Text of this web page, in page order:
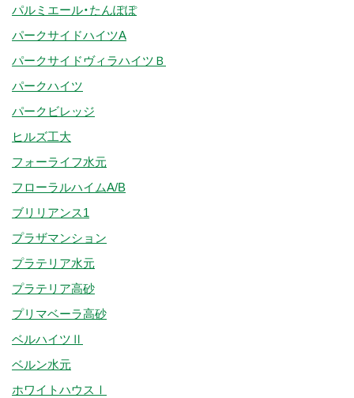
パルミエール・たんぽぽ
パークサイドハイツA
パークサイドヴィラハイツＢ
パークハイツ
パークビレッジ
ヒルズ工大
フォーライフ水元
フローラルハイムA/B
ブリリアンス1
プラザマンション
プラテリア水元
プラテリア高砂
プリマベーラ高砂
ベルハイツⅡ
ベルン水元
ホワイトハウスⅠ